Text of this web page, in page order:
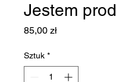
Jestem
85,00 złCena
Sztuk *